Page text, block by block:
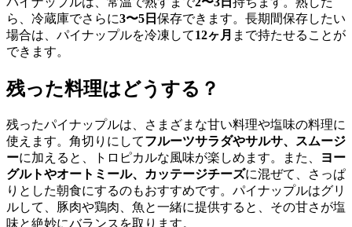
ら、冷蔵庫でさらに3〜5日 保存できます。長期間保存したい
場合は、パイナップルを冷凍して12ヶ月 まで持たせることが
できます。
残った料理はどうする？
残ったパイナップルは、さまざまな甘い料理や塩味の料理に
使えます。角切りにしてフルーツサラダやサルサ、スムージ
ーに加えると、トロピカルな風味が楽しめます。また、
ヨー
グルトやオートミール、カッテージチーズに混ぜて、さっぱ
りとした朝食にするのもおすすめです。パイナップルはグリ
ルして、豚肉や鶏肉、魚と一緒に提供すると、その甘さが塩
味と絶妙にバランスを取ります。